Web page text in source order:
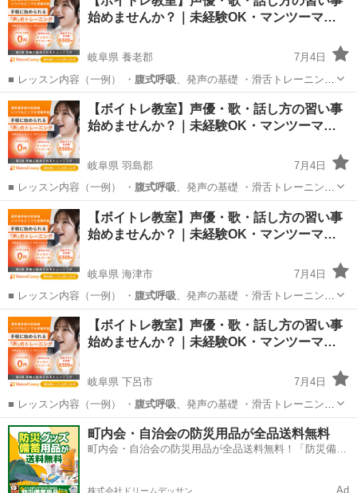
始めませんか？｜未経験OK・マンツーマ…
岐阜県 養老郡
7月4日
■ レッスン内容（一例） ・ 腹式呼吸 、発声の基礎 ・滑舌トレーニング
…岐阜 養老郡 その他
【ボイトレ教室】声優・歌・話し方の習い事
始めませんか？｜未経験OK・マンツーマ…
岐阜県 羽島郡
7月4日
■ レッスン内容（一例） ・ 腹式呼吸、発声の基礎 ・滑舌トレーニング
…岐阜 羽島郡 その他 声優
【ボイトレ教室】声優・歌・話し方の習い事
始めませんか？｜未経験OK・マンツーマ…
岐阜県 海津市
7月4日
■ レッスン内容（一例） ・ 腹式呼吸、発声の基礎 ・滑舌トレーニング
…岐阜 海津市 その他 声優
【ボイトレ教室】声優・歌・話し方の習い事
始めませんか？｜未経験OK・マンツーマ…
岐阜県 下呂市
7月4日
■ レッスン内容（一例） ・ 腹式呼吸、発声の基礎 ・滑舌トレーニング
…岐阜 下呂市 その他 声優
町内会・自治会の防災用品が全品送料無料
町内会・自治会の防災用品が全品送料無料！「防災備蓄
株式会社ドリームデッサン Ad